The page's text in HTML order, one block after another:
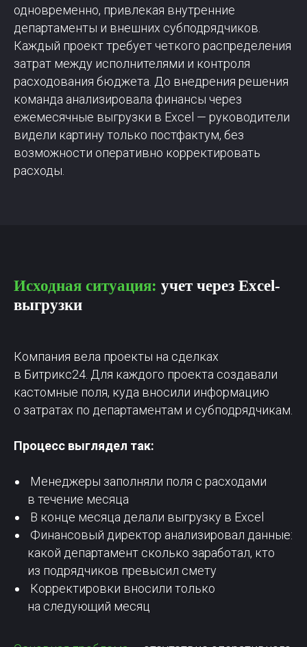
одновременно, привлекая внутренние
департаменты и внешних субподрядчиков.
Каждый проект требует четкого распределения
затрат между исполнителями и контроля
расходования бюджета. До внедрения решения
команда анализировала финансы через
ежемесячные выгрузки в Excel — руководители
видели картину только постфактум, без
возможности оперативно корректировать
расходы.
Исходная ситуация: учет через Excel-
выгрузки
Компания вела проекты на сделках
в Битрикс24. Для каждого проекта создавали
кастомные поля, куда вносили информацию
о затратах по департаментам и субподрядчикам.
Процесс выглядел так:
Менеджеры заполняли поля с расходами
в течение месяца
В конце месяца делали выгрузку в Excel
Финансовый директор анализировал данные:
какой департамент сколько заработал, кто
из подрядчиков превысил смету
Корректировки вносили только
на следующий месяц